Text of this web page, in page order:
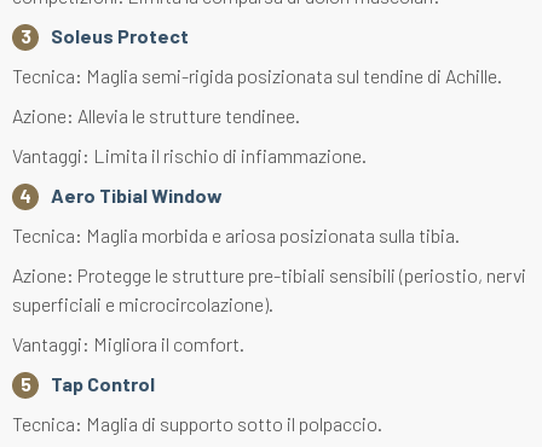
Soleus Protect
Tecnica: Maglia semi-rigida posizionata sul tendine di Achille.
Azione: Allevia le strutture tendinee.
Vantaggi: Limita il rischio di infiammazione.
Aero Tibial Window
Tecnica: Maglia morbida e ariosa posizionata sulla tibia.
Azione: Protegge le strutture pre-tibiali sensibili (periostio, nervi
superficiali e microcircolazione).
Vantaggi: Migliora il comfort.
Tap Control
Tecnica: Maglia di supporto sotto il polpaccio.